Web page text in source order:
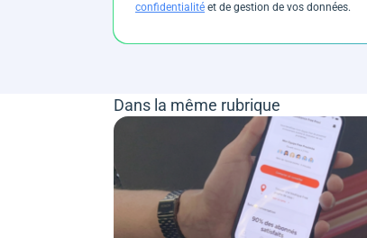
confidentialité et de gestion de vos données.
Dans la même rubrique